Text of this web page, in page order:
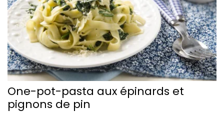
Connexion
One-pot-pasta aux épinards et
pignons de pin